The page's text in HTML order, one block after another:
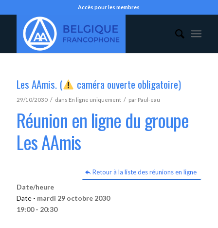
Accès pour les membres
Les AAmis. ( caméra ouverte obligatoire)
29/10/2030 / dans En ligne uniquement / par Paul-eau
Réunion en ligne du groupe
Les AAmis
Retour à la liste des réunions en ligne
Date/heure
Date - mardi 29 octobre 2030
19:00 - 20:30